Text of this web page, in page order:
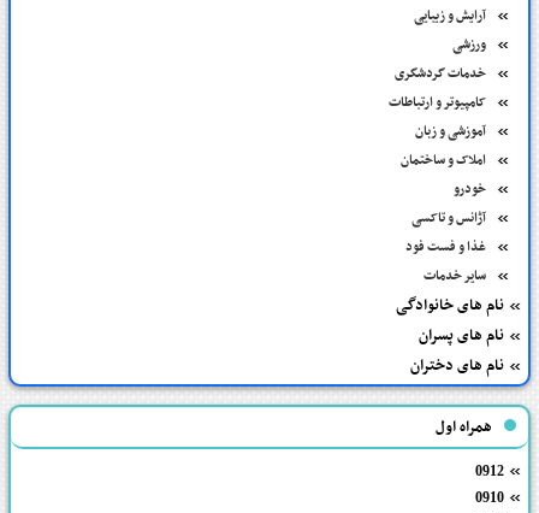
آرایش و زیبایی
ورزشی
خدمات گردشگری
کامپیوتر و ارتباطات
آموزشی و زبان
املاک و ساختمان
خودرو
آژانس و تاکسی
غذا و فست فود
سایر خدمات
نام های خانوادگی
نام های پسران
نام های دختران
همراه اول
0912
0910